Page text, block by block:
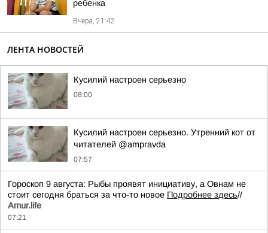
ребенка
Вчера, 21:42
ЛЕНТА НОВОСТЕЙ
Кусилий настроен серьезно
08:00
Кусилий настроен серьезно. Утренний кот от
читателей @ampravda
07:57
Гороскоп 9 августа: Рыбы проявят инициативу, а Овнам не
стоит сегодня браться за что-то новое Подробнее здесь//
Аmur.life
07:21